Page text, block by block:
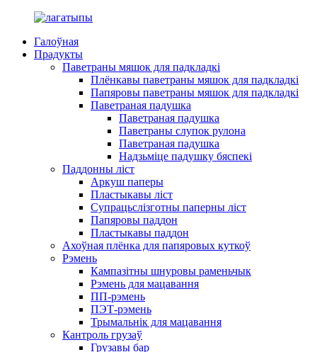
Галоўная
Прадукты
Паветраны мяшок для падкладкі
Плёнкавы паветраны мяшок для падкладкі
Папяровы паветраны мяшок для падкладкі
Паветраная падушка
Паветраная падушка
Паветраны слупок рулона
Паветраная падушка
Надзьміце падушку бяспекі
Паддонны ліст
Аркуш паперы
Пластыкавы ліст
Супрацьслізготны паперны ліст
Папяровы паддон
Пластыкавы паддон
Ахоўная плёнка для папяровых куткоў
Рэмень
Кампазітны шнуровы раменьчык
Рэмень для мацавання
ПП-рэмень
ПЭТ-рэмень
Трымальнік для мацавання
Кантроль грузаў
Грузавы бар